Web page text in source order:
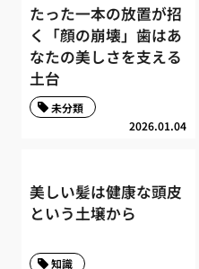
たった一本の放置が招
く「顔の崩壊」歯はあ
なたの美しさを支える
土台
2026.01.04
未分類
美しい髪は健康な頭皮
という土壌から
知識